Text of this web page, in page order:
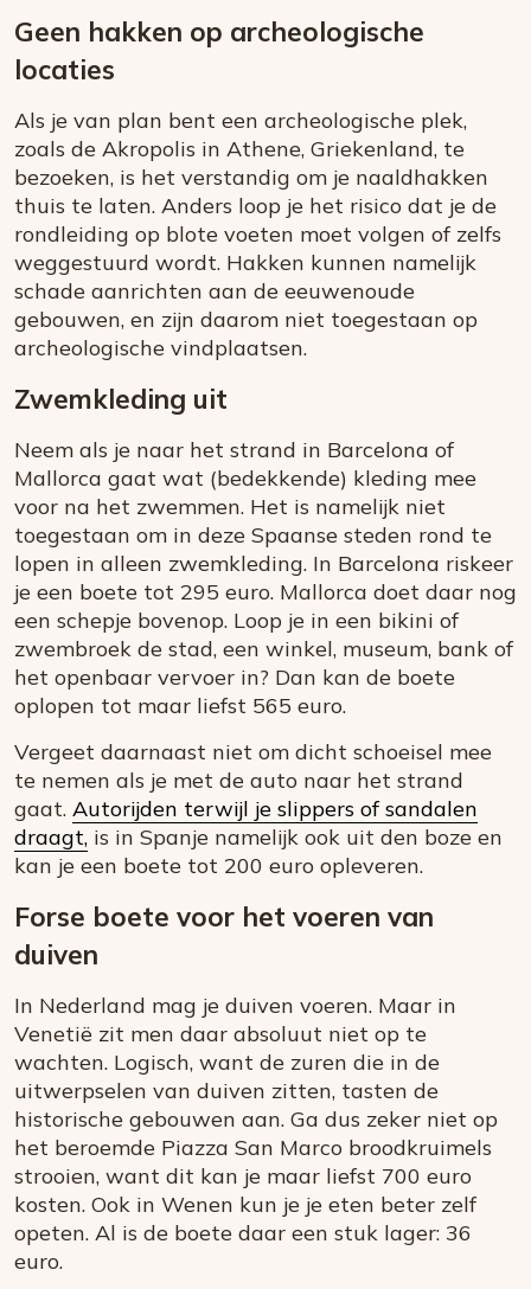
Geen hakken op archeologische
locaties
Als je van plan bent een archeologische plek,
zoals de Akropolis in Athene, Griekenland, te
bezoeken, is het verstandig om je naaldhakken
thuis te laten. Anders loop je het risico dat je de
rondleiding op blote voeten moet volgen of zelfs
weggestuurd wordt. Hakken kunnen namelijk
schade aanrichten aan de eeuwenoude
gebouwen, en zijn daarom niet toegestaan op
archeologische vindplaatsen.
Zwemkleding uit
Neem als je naar het strand in Barcelona of
Mallorca gaat wat (bedekkende) kleding mee
voor na het zwemmen. Het is namelijk niet
toegestaan om in deze Spaanse steden rond te
lopen in alleen zwemkleding. In Barcelona riskeer
je een boete tot 295 euro. Mallorca doet daar nog
een schepje bovenop. Loop je in een bikini of
zwembroek de stad, een winkel, museum, bank of
het openbaar vervoer in? Dan kan de boete
oplopen tot maar liefst 565 euro.
Vergeet daarnaast niet om dicht schoeisel mee
te nemen als je met de auto naar het strand
gaat. Autorijden terwijl je slippers of sandalen
draagt, is in Spanje namelijk ook uit den boze en
kan je een boete tot 200 euro opleveren.
Forse boete voor het voeren van
duiven
In Nederland mag je duiven voeren. Maar in
Venetië zit men daar absoluut niet op te
wachten. Logisch, want de zuren die in de
uitwerpselen van duiven zitten, tasten de
historische gebouwen aan. Ga dus zeker niet op
het beroemde Piazza San Marco broodkruimels
strooien, want dit kan je maar liefst 700 euro
kosten. Ook in Wenen kun je je eten beter zelf
opeten. Al is de boete daar een stuk lager: 36
euro.